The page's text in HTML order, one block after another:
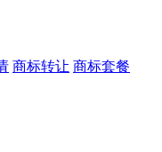
商标转让 商标套餐